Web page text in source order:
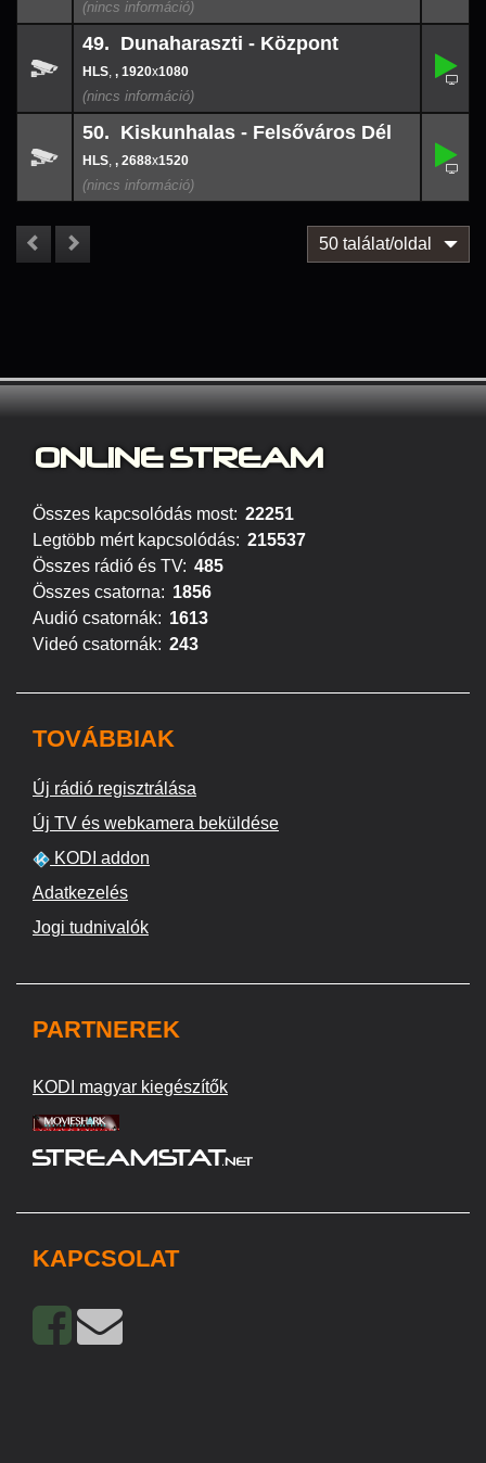
49.
49. Dunaharaszti - Központ
, , 1920x1080
,
1920x
50.
50. Kiskunhalas - Felsőváros Dél
, , 2688x1520
,
2688x
50 találat/oldal
ONLINE STREAM
Összes kapcsolódás most: 22251
Legtöbb mért kapcsolódás: 215537
Összes rádió és TV: 485
Összes csatorna: 1856
Audió csatornák: 1613
Videó csatornák: 243
TOVÁBBIAK
Új rádió regisztrálása
Új TV és webkamera beküldése
KODI addon
Adatkezelés
Jogi tudnivalók
PARTNEREK
KODI magyar kiegészítők
KAPCSOLAT